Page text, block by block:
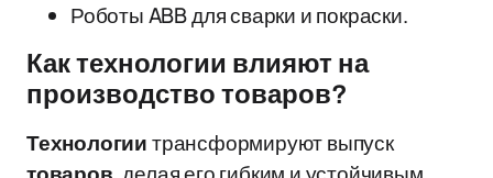
Роботы ABB для сварки и покраски.
Как технологии влияют на
производство товаров?
Технологиитрансформируют выпуск